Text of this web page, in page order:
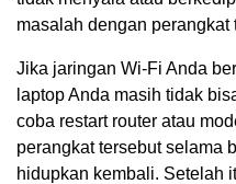
masalah dengan perangkat
Jika jaringan Wi-Fi Anda
laptop Anda masih tidak
coba restart router atau
perangkat tersebut selama
hidupkan kembali. Setelah